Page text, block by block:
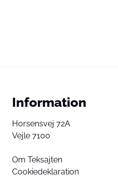
Information
Horsensvej 72A
Vejle 7100
Om Teksajten
Cookiedeklaration